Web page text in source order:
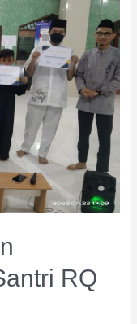
RQ